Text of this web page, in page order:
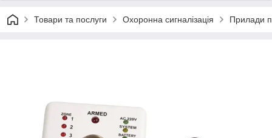
Товари та послуги Охоронна сигналізація Прилади